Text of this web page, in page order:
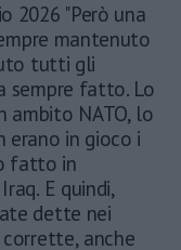
2026 "Però una
mantenuto
tutti gli
sempre fatto. Lo
NATO, lo
erano in gioco i
fatto in
E quindi,
dette nei
anche